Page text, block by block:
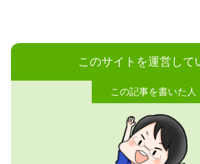
このサイトを運営して